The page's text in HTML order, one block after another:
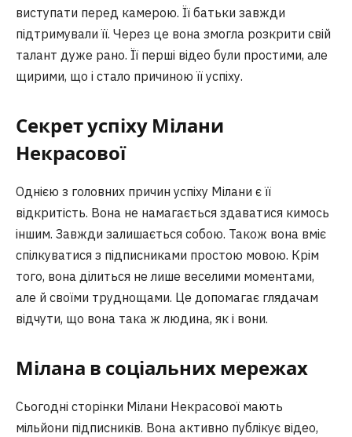
виступати перед камерою. Її батьки завжди
підтримували її. Через це вона змогла розкрити свій
талант дуже рано. Її перші відео були простими, але
щирими, що і стало причиною її успіху.
Секрет успіху Мілани
Некрасової
Однією з головних причин успіху Мілани є її
відкритість. Вона не намагається здаватися кимось
іншим. Завжди залишається собою. Також вона вміє
спілкуватися з підписниками простою мовою. Крім
того, вона ділиться не лише веселими моментами,
але й своїми труднощами. Це допомагає глядачам
відчути, що вона така ж людина, як і вони.
Мілана в соціальних мережах
Сьогодні сторінки Мілани Некрасової мають
мільйони підписників. Вона активно публікує відео,